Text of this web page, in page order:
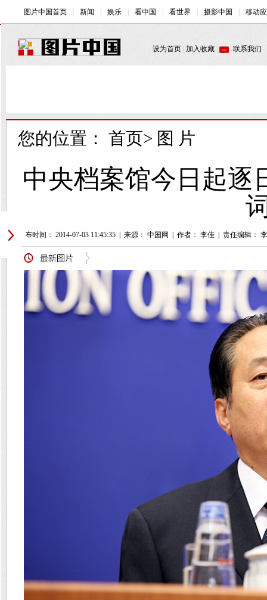
您的位置： 首页> 图 片
中央档案馆今日起逐
发布时间： 2014-07-03 11:45:35 来源： 中国网 作者： 李佳 责任编辑：